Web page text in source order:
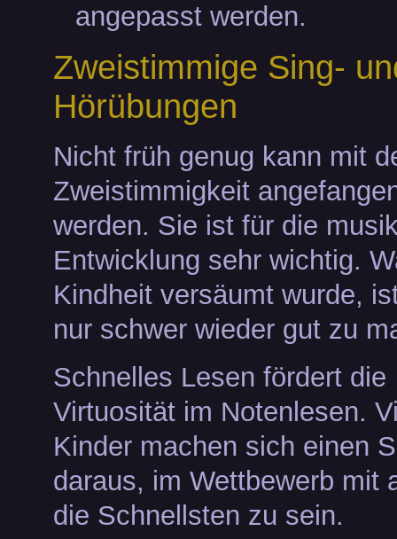
angepasst werden.
Zweistimmige Sing-
Hörübungen
Nicht früh genug kann mit
Zweistimmigkeit
werden. Sie ist für die
Entwicklung sehr wichtig.
Kindheit versäumt wurde,
nur schwer wieder gut zu
Schnelles Lesen fördert die
Virtuosität im Notenlesen.
Kinder machen sich einen
daraus, im Wettbewerb mit
die Schnellsten zu sein.